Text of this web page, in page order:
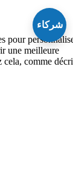
pour
une meilleure
cela, comme
شركاء